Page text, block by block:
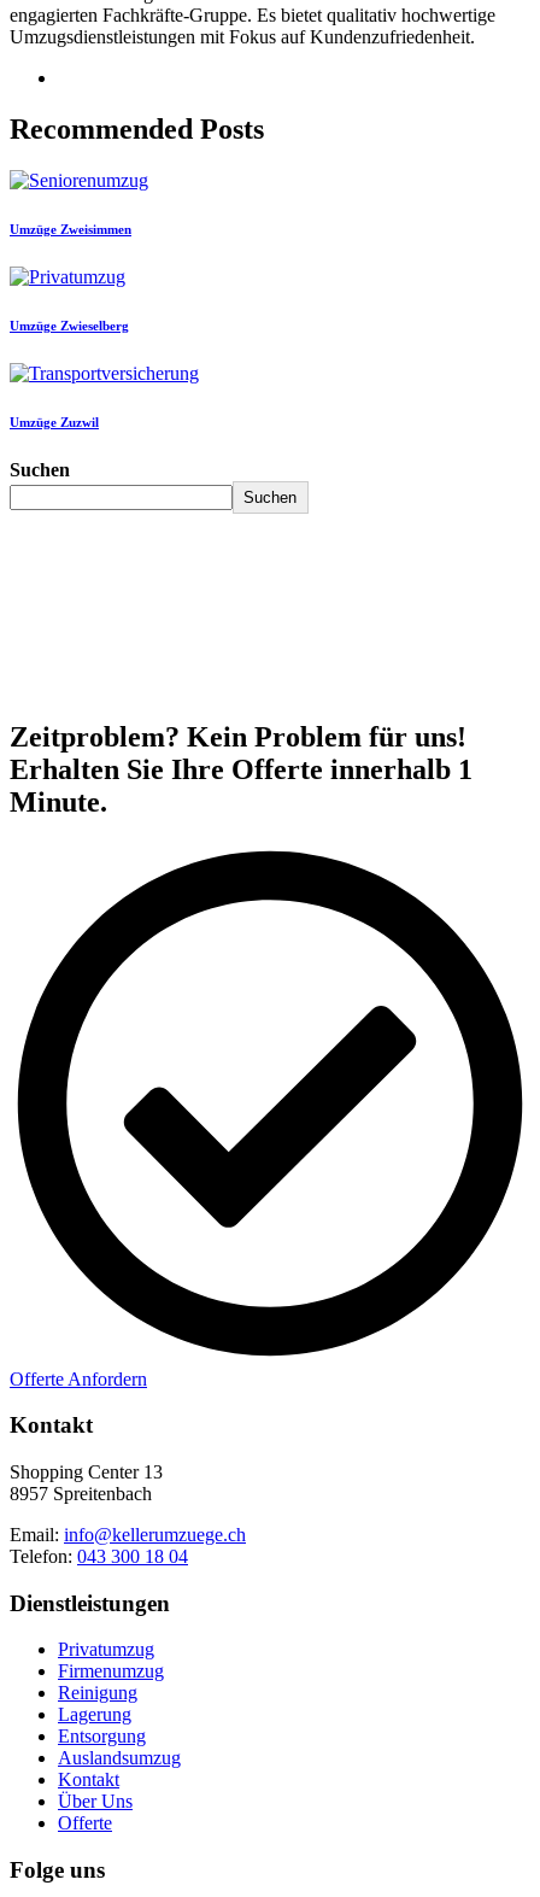
engagierten Fachkräfte-Gruppe. Es bietet qualitativ hochwertige
Umzugsdienstleistungen mit Fokus auf Kundenzufriedenheit.
Recommended Posts
Umzüge Zweisimmen
Umzüge Zwieselberg
Umzüge Zuzwil
Suchen
Suchen
Zeitproblem? Kein Problem für uns!
Erhalten Sie Ihre Offerte innerhalb 1
Minute.
Offerte Anfordern
Kontakt
Shopping Center 13
8957 Spreitenbach
Email: info@kellerumzuege.ch
Telefon: 043 300 18 04
Dienstleistungen
Privatumzug
Firmenumzug
Reinigung
Lagerung
Entsorgung
Auslandsumzug
Kontakt
Über Uns
Offerte
Folge uns